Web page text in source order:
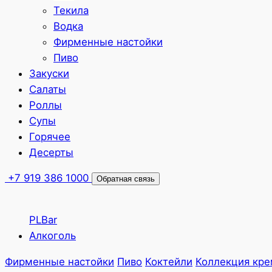
Текила
Водка
Фирменные настойки
Пиво
Закуски
Салаты
Роллы
Супы
Горячее
Десерты
+7 919 386 1000 Обратная связь
PLBar
Алкоголь
Фирменные настойки Пиво Коктейли Коллекция